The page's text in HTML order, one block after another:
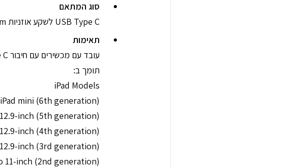
סוג המתאם
USB Type C לשקע אוזניות PL 3.5mm
תאימות
עובד עם מכשירים עם חיבור USB Type C
תומך ב:
iPad Models
iPad mini (6th generation)
inch (5th generation)
(iPad Pro 12.9-inch (4th generation
(iPad Pro 12.9-inch (3rd generation
(iPad Pro 11-inch (2nd generation